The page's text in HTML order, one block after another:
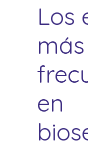
Los
más
en